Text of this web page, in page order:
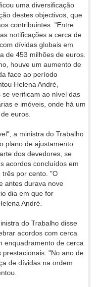
uma diversificação
destes objectivos, que
contribuintes. "Entre
notificações a cerca de
dívidas globais em
de 453 milhões de euros.
houve um aumento de
face ao período
Helena André,
verificam ao nível das
e imóveis, onde há um
euros.
a ministra do Trabalho
plano de ajustamento
dos devedores, se
acordos concluídos em
três por cento. "O
antes durava nove
dia em que for
André.
do Trabalho disse
acordos com cerca
enquadramento de cerca
"No ano de
de dívidas na ordem